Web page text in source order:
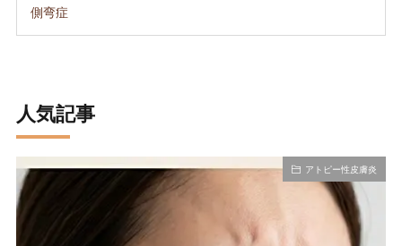
側弯症
人気記事
アトピー性皮膚炎